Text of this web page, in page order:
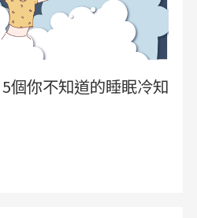
個你不知道的睡眠冷知